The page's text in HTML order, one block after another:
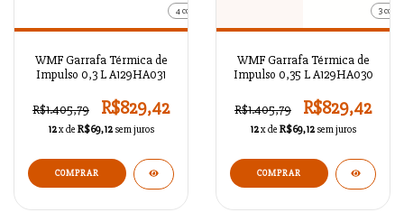
4 cores
WMF Garrafa Térmica de
Impulso 0,3 L A129HA031
R$1.405,79 R$829,42
12x de R$69,12 sem juros
COMPRAR
3 cores
WMF Garrafa Térmica de
Impulso 0,35 L A129HA030
R$1.405,79 R$829,42
12x de R$69,12 sem juros
COMPRAR